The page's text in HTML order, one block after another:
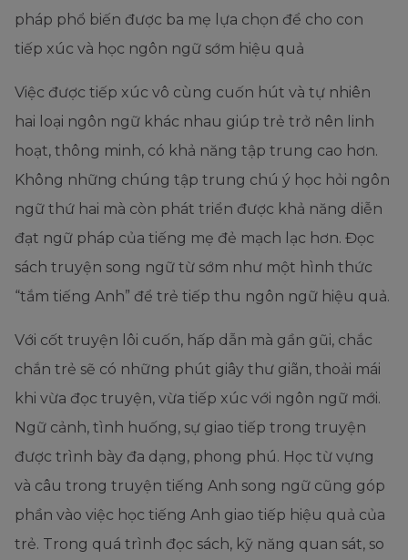
pháp phổ biến được ba mẹ lựa chọn để cho con
tiếp xúc và học ngôn ngữ sớm hiệu quả
Việc được tiếp xúc vô cùng cuốn hút và tự nhiên
hai loại ngôn ngữ khác nhau giúp trẻ trở nên linh
hoạt, thông minh, có khả năng tập trung cao hơn.
Không những chúng tập trung chú ý học hỏi ngôn
ngữ thứ hai mà còn phát triển được khả năng diễn
đạt ngữ pháp của tiếng mẹ đẻ mạch lạc hơn. Đọc
sách truyện song ngữ từ sớm như một hình thức
“tắm tiếng Anh” để trẻ tiếp thu ngôn ngữ hiệu quả.
Với cốt truyện lôi cuốn, hấp dẫn mà gần gũi, chắc
chắn trẻ sẽ có những phút giây thư giãn, thoải mái
khi vừa đọc truyện, vừa tiếp xúc với ngôn ngữ mới.
Ngữ cảnh, tình huống, sự giao tiếp trong truyện
được trình bày đa dạng, phong phú. Học từ vựng
và câu trong truyện tiếng Anh song ngữ cũng góp
phần vào việc học tiếng Anh giao tiếp hiệu quả của
trẻ. Trong quá trình đọc sách, kỹ năng quan sát, so